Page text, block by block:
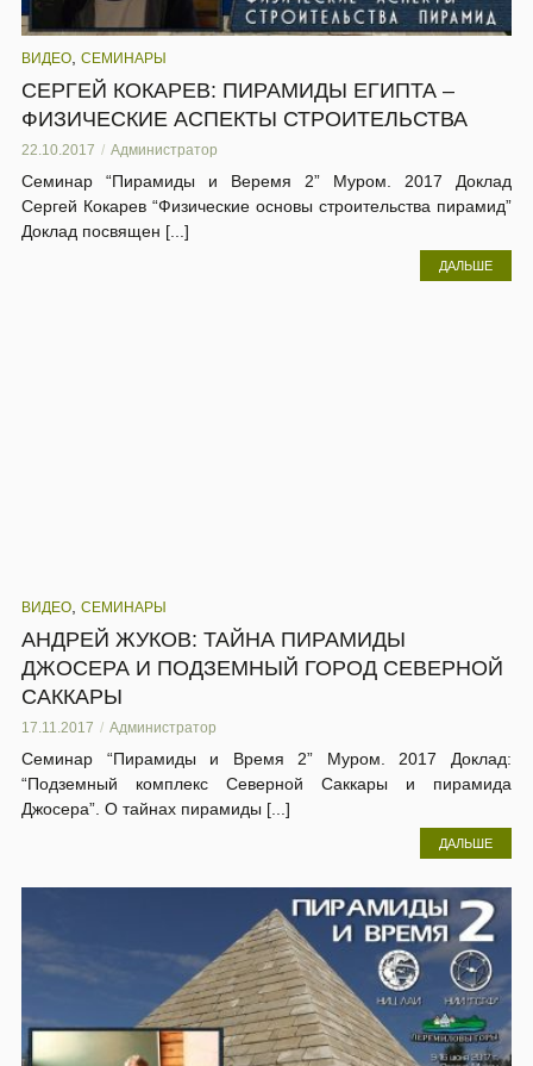
ВИДЕО СЕМИНАРЫ
СЕРГЕЙ КОКАРЕВ: ПИРАМИДЫ ЕГИПТА –
ФИЗИЧЕСКИЕ АСПЕКТЫ СТРОИТЕЛЬСТВА
22.10.2017 Администратор
Семинар “Пирамиды и Веремя 2” Муром. 2017 Доклад
Сергей Кокарев “Физические основы строительства пирамид”
Доклад посвящен [...]
ДАЛЬШЕ
ВИДЕО СЕМИНАРЫ
АНДРЕЙ ЖУКОВ: ТАЙНА ПИРАМИДЫ
ДЖОСЕРА И ПОДЗЕМНЫЙ ГОРОД СЕВЕРНОЙ
САККАРЫ
17.11.2017 Администратор
Семинар “Пирамиды и Время 2” Муром. 2017 Доклад:
“Подземный комплекс Северной Саккары и пирамида
Джосера”. О тайнах пирамиды [...]
ДАЛЬШЕ